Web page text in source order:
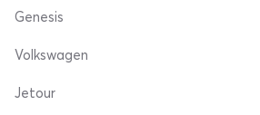
Genesis
Volkswagen
Jetour